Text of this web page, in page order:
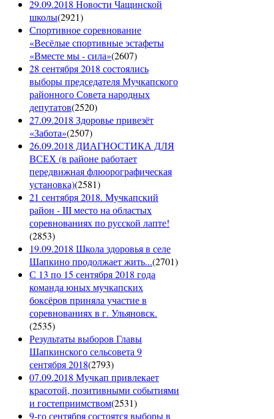
29.09.2018 Новости Чащинской
школы(2921)
Спортивное соревнование
«Весёлые спортивные эстафеты
«Вместе мы - сила»(2607)
28 сентября 2018 состоялись
выборы председателя Мучкапского
районного Совета народных
депутатов(2520)
27.09.2018 Здоровье привезёт
«Забота»(2507)
26.09.2018 ДИАГНОСТИКА ДЛЯ
ВСЕХ (в районе работает
передвижная флюорографическая
установка)(2581)
21 сентября 2018. Мучкапский
район - III место на областых
соревнованиях по русской лапте!
(2853)
19.09.2018 Школа здоровья в селе
Шапкино продолжает жить...(2701)
С 13 по 15 сентября 2018 года
команда юных мучкапских
боксёров приняла участие в
соревнованиях в г. Ульяновск.
(2535)
Результаты выборов Главы
Шапкинского сельсовета 9
сентября 2018(2793)
07.09.2018 Мучкап привлекает
красотой, позитивными событиями
и гостеприимством(2531)
9-го сентября состоятся выборы в